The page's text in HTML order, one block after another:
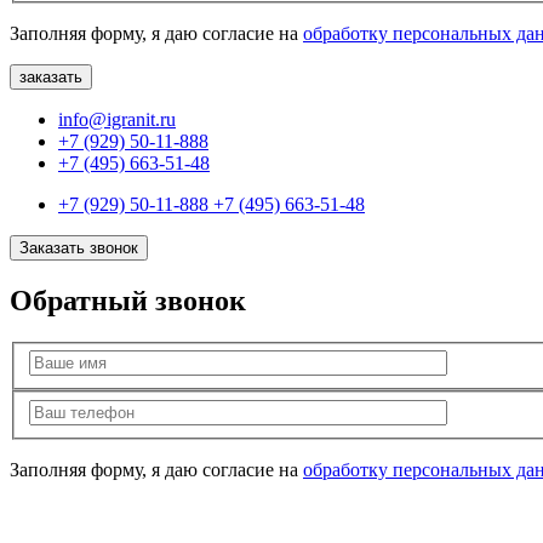
Заполняя форму, я даю согласие на обработку персональных
info@igranit.ru
+7 (929) 50-11-888
+7 (495) 663-51-48
+7 (929) 50-11-888 +7 (495) 663-51-48
Заказать звонок
Обратный звонок
Заполняя форму, я даю согласие на обработку персональных